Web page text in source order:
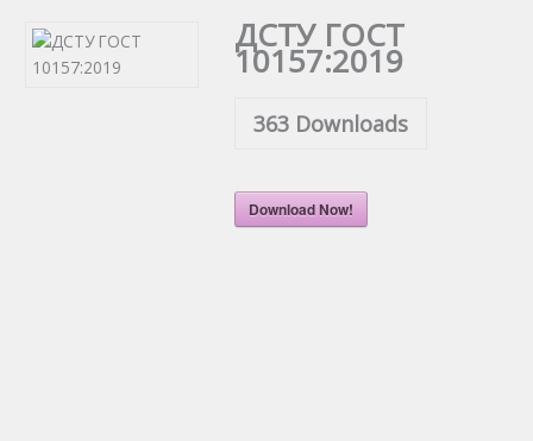
ДСТУ ГОСТ
10157:2019
363 Downloads
Download Now!